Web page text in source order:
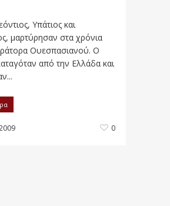
Υπάτιος και
μαρτύρησαν στα χρόνια
Ουεσπασιανού. Ο
από την Ελλάδα και
0